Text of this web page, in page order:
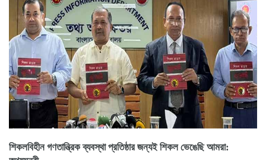
শিকলবিহীন গণতান্ত্রিক ব্যবস্থা প্রতিষ্ঠার জন্যই শিকল ভেঙেছি আমরা: